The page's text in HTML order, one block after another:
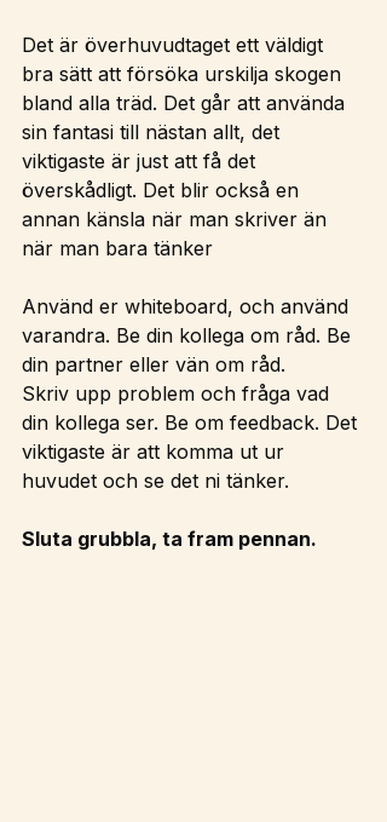
Det är överhuvudtaget ett väldigt
bra sätt att försöka urskilja skogen
bland alla träd. Det går att använda
sin fantasi till nästan allt, det
viktigaste är just att få det
överskådligt. Det blir också en
annan känsla när man skriver än
när man bara tänker
Använd er whiteboard, och använd
varandra. Be din kollega om råd. Be
din partner eller vän om råd.
Skriv upp problem och fråga vad
din kollega ser. Be om feedback. Det
viktigaste är att komma ut ur
huvudet och se det ni tänker.
Sluta grubbla, ta fram pennan.